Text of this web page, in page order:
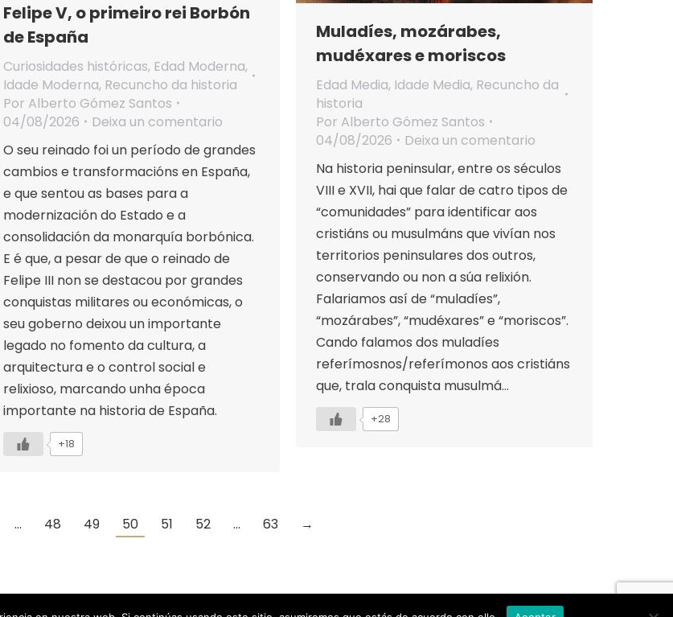
Felipe V, o primeiro rei Borbón
de España
Curiosidades históricas, Edad Moderna,
Idade Moderna, Recuncho da historia
Por Alberto Gómez Santos
04/08/2026
Deixa un comentario
O seu reinado foi un período de grandes
cambios e transformacións en España,
e que sentou as bases para a
modernización do Estado e a
consolidación da monarquía borbónica.
E é que, a pesar de que o reinado de
Felipe III non se destacou por grandes
conquistas militares ou económicas, o
seu goberno deixou un importante
legado no fomento da cultura, a
arquitectura e o control social e
relixioso, marcando unha época
importante na historia de España.
+18
Muladíes, mozárabes,
mudéxares e moriscos
Edad Media, Idade Media, Recuncho da
historia
Por Alberto Gómez Santos
04/08/2026
Deixa un comentario
Na historia peninsular, entre os séculos
VIII e XVII, hai que falar de catro tipos de
“comunidades” para identificar aos
cristiáns ou musulmáns que vivían nos
territorios peninsulares dos outros,
conservando ou non a súa relixión.
Falariamos así de “muladíes”,
“mozárabes”, “mudéxares” e “moriscos”.
Cando falamos dos muladíes
referímosnos/referímonos aos cristiáns
que, trala conquista musulmá…
+28
… 48 49 50 51 52 … 63 →